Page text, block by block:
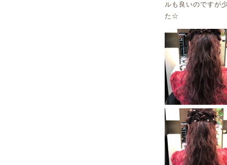
ルも良いのですが
た☆